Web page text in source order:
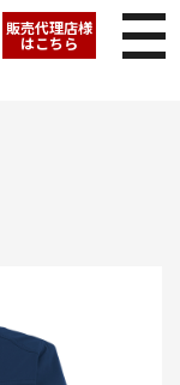
販売代理店様
はこちら